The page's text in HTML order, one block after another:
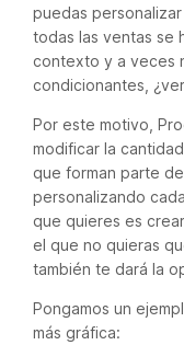
puedas
todas las ventas se
contexto y a veces
condicionantes,
Por este motivo,
modificar la
que forman parte
personalizando
que quieres es
el que no quieras
también te dará la
Pongamos un
más gráfica: